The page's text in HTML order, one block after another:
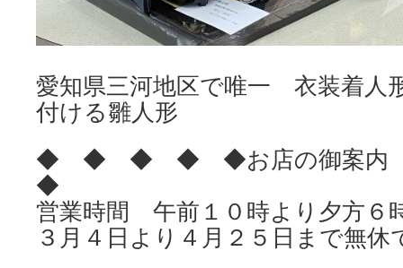
愛知県三河地区で唯一 衣装着人
付ける雛人形
◆ ◆ ◆ ◆ ◆お店の御
◆
営業時間 午前１０時より夕方６
３月４日より４月２５日まで無